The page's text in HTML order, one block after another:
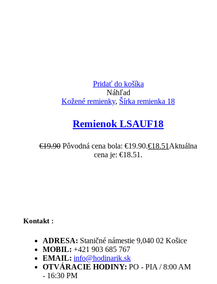
Pridať do košíka
Náhľad
Kožené remienky, Šírka remienka 18
Remienok LSAUF18
€19.90 Pôvodná cena bola: €19.90.€18.51 Aktuálna
cena je: €18.51.
Kontakt :
ADRESA: Staničné námestie 9,040 02 Košice
MOBIL: +421 903 685 767
EMAIL: info@hodinarik.sk
OTVÁRACIE HODINY: PO - PIA / 8:00 AM
- 16:30 PM